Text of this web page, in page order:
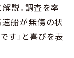
説。調査を率
速船が無傷の状
す」と喜びを表